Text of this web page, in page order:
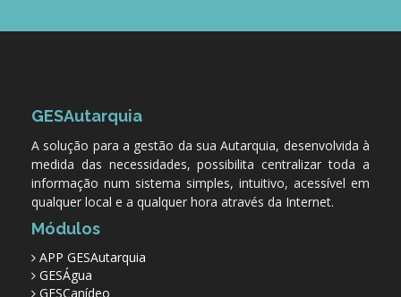
GESAutarquia
A solução para a gestão da sua Autarquia, desenvolvida à
medida das necessidades, possibilita centralizar toda a
informação num sistema simples, intuitivo, acessível em
qualquer local e a qualquer hora através da Internet.
Módulos
APP GESAutarquia
GESÁgua
GESCanídeo